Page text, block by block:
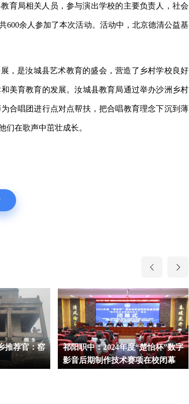
育局相关人员，参与演出学校的主要负责人，社会
600余人参加了本次活动。活动中，北京德清公益基
，是汝城县艺术教育的盛会，营造了乡村学校良好
美育教育的发展。汝城县教育局通过举办沙洲乡村
合唱团进行点对点帮扶，把合唱教育理念下沉到薄
们在歌声中茁壮成长。
推荐官：窑
祁阳职中：2024年度“楚怡杯”数字
影音后期制作技术赛项在校闭幕